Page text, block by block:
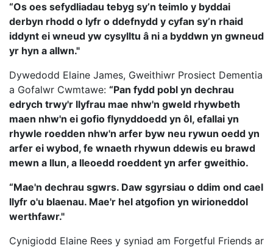
“Os oes sefydliadau tebyg sy’n teimlo y byddai
derbyn rhodd o lyfr o ddefnydd y cyfan sy’n rhaid
iddynt ei wneud yw cysylltu â ni a byddwn yn gwneud
yr hyn a allwn."
Dywedodd Elaine James, Gweithiwr Prosiect Dementia
a Gofalwr Cwmtawe: “Pan fydd pobl yn dechrau
edrych trwy'r llyfrau mae nhw'n gweld rhywbeth
maen nhw'n ei gofio flynyddoedd yn ôl, efallai yn
rhywle roedden nhw'n arfer byw neu rywun oedd yn
arfer ei wybod, fe wnaeth rhywun ddewis eu brawd
mewn a llun, a lleoedd roeddent yn arfer gweithio.
“Mae'n dechrau sgwrs. Daw sgyrsiau o ddim ond cael
llyfr o'u blaenau. Mae'r hel atgofion yn wirioneddol
werthfawr."
Cynigiodd Elaine Rees y syniad am Forgetful Friends ar